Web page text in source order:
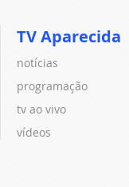
TV Aparecida
notícias
programação
tv ao vivo
vídeos